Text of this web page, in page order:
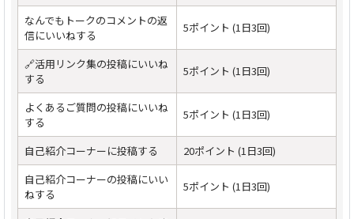
なんでもトークのコメントの返
信にいいねする
5ポイント (1日3回)
🔗活用リンク集の投稿にいいね
する
5ポイント (1日3回)
よくあるご質問の投稿にいいね
する
5ポイント (1日3回)
自己紹介コーナーに投稿する
20ポイント (1日3回)
自己紹介コーナーの投稿にいい
ねする
5ポイント (1日3回)